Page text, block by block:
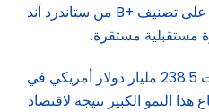
الحكومي، كما حصلت المملكة على تصنيف +B من ستاندرد آند
وأضاف: موجودات القطاع بلغت 238.5 مليار دولار أمريكي في
هذا النمو الكبير نتيجة لاقتصاد